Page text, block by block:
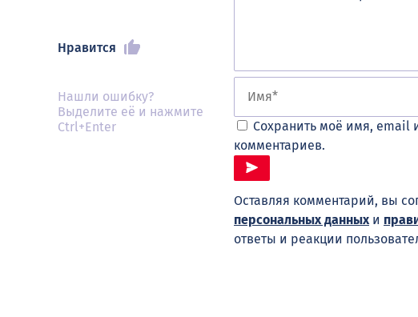
Нравится
Нашли ошибку?
Выделите её и нажмите
Ctrl+Enter
Сохранить моё имя, email
комментариев.
Оставляя комментарий, вы
персональных данных и
ответы и реакции